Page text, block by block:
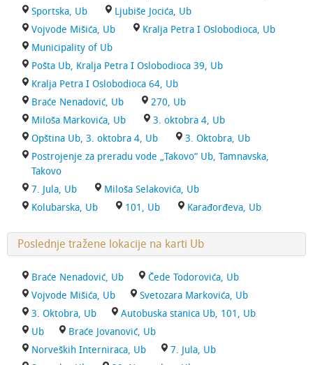
Sportska, Ub
Ljubiše Jocića, Ub
Vojvode Mišića, Ub
Kralja Petra I Oslobodioca, Ub
Municipality of Ub
Pošta Ub, Kralja Petra I Oslobodioca 39, Ub
Kralja Petra I Oslobodioca 64, Ub
Braće Nenadović, Ub
270, Ub
Miloša Markovića, Ub
3. oktobra 4, Ub
Opština Ub, 3. oktobra 4, Ub
3. Oktobra, Ub
Postrojenje za preradu vode „Takovo“ Ub, Tamnavska,
Takovo
7. Jula, Ub
Miloša Selakovića, Ub
Kolubarska, Ub
101, Ub Karađorđeva, Ub
Poslednje tražene lokacije na karti Ub
Braće Nenadović, Ub
Čede Todorovića, Ub
Vojvode Mišića, Ub
Svetozara Markovića, Ub
3. Oktobra, Ub
Autobuska stanica Ub, 101, Ub
Ub
Braće Jovanović, Ub
Norveških Interniraca, Ub
7. Jula, Ub